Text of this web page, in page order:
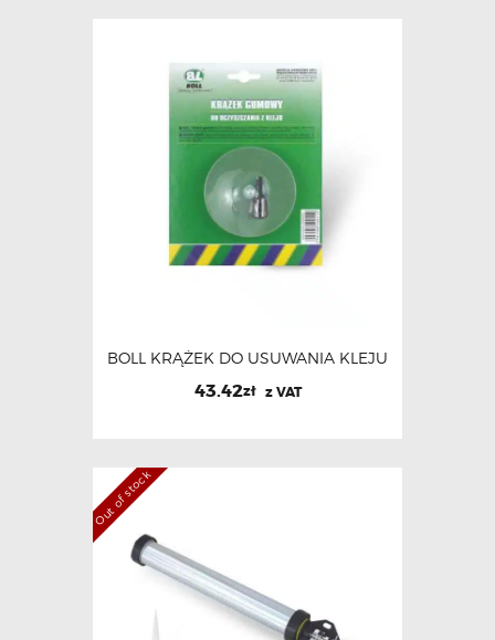
BOLL KRĄŻEK DO USUWANIA KLEJU
43.42zł z VAT
Out of stock